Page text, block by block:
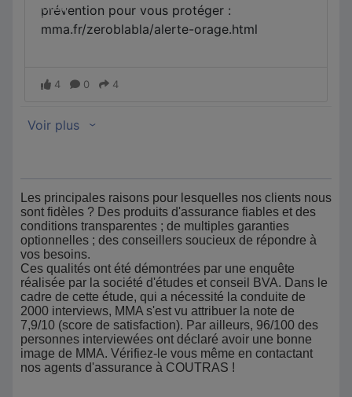
Les principales raisons pour lesquelles nos clients nous
sont fidèles ? Des produits d'assurance fiables et des
conditions transparentes ; de multiples garanties
optionnelles ; des conseillers soucieux de répondre à
vos besoins.
Ces qualités ont été démontrées par une enquête
réalisée par la société d'études et conseil BVA. Dans le
cadre de cette étude, qui a nécessité la conduite de
2000 interviews, MMA s'est vu attribuer la note de
7,9/10 (score de satisfaction). Par ailleurs, 96/100 des
personnes interviewées ont déclaré avoir une bonne
image de MMA. Vérifiez-le vous même en contactant
nos agents d'assurance à COUTRAS !